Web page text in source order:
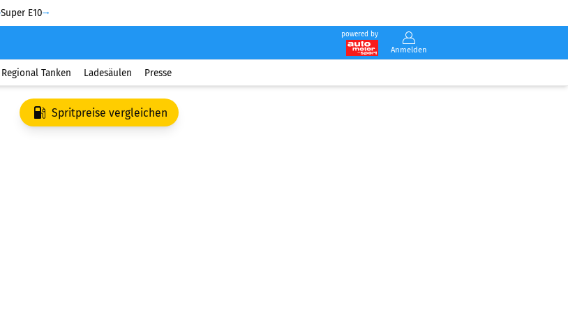
Super E10
powered by
Anmelden
Regional Tanken Ladesäulen Presse
Spritpreise vergleichen